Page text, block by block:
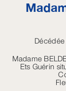
Madame
Ets Guérin